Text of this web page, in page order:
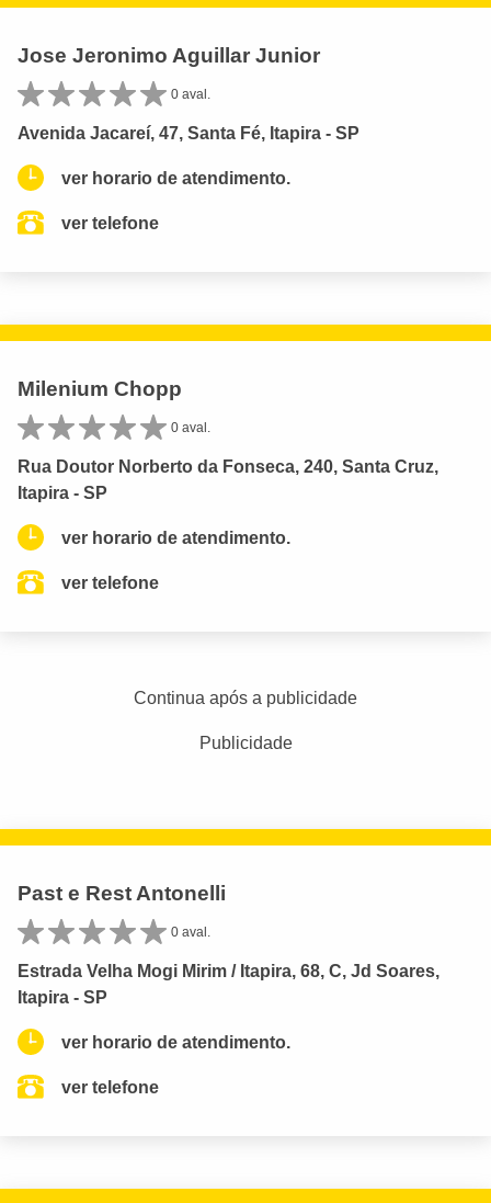
Jose Jeronimo Aguillar Junior
0 aval.
Avenida Jacareí, 47, Santa Fé, Itapira - SP
ver horario de atendimento.
ver telefone
Milenium Chopp
0 aval.
Rua Doutor Norberto da Fonseca, 240, Santa Cruz,
Itapira - SP
ver horario de atendimento.
ver telefone
Continua após a publicidade
Publicidade
Past e Rest Antonelli
0 aval.
Estrada Velha Mogi Mirim / Itapira, 68, C, Jd Soares,
Itapira - SP
ver horario de atendimento.
ver telefone